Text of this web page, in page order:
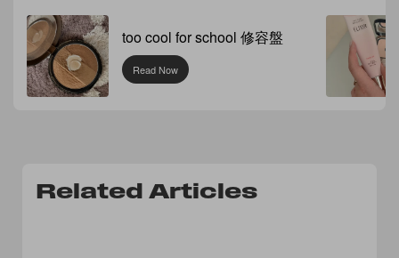
too cool for school 修容盤
Read Now
Related Articles